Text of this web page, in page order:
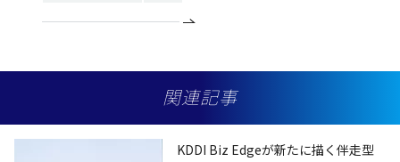
関連記事
KDDI Biz Edgeが新たに描く伴走型